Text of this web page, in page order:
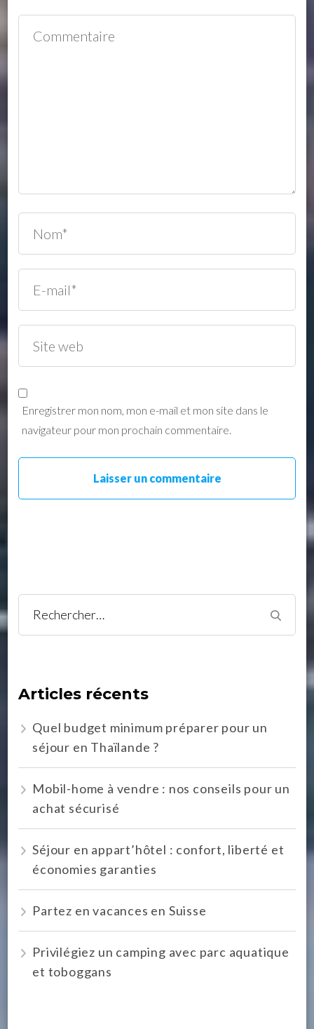
Enregistrer mon nom, mon e-mail et mon site dans le
navigateur pour mon prochain commentaire.
Rechercher :
Articles récents
Quel budget minimum préparer pour un
séjour en Thaïlande ?
Mobil-home à vendre : nos conseils pour un
achat sécurisé
Séjour en appart’hôtel : confort, liberté et
économies garanties
Partez en vacances en Suisse
Privilégiez un camping avec parc aquatique
et toboggans